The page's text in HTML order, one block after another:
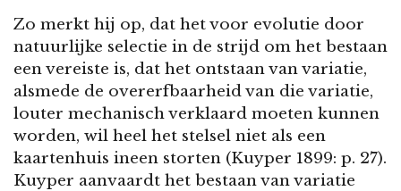
Zo merkt hij op, dat het voor evolutie door
natuurlijke selectie in de strijd om het bestaan
een vereiste is, dat het ontstaan van variatie,
alsmede de overerfbaarheid van die variatie,
louter mechanisch verklaard moeten kunnen
worden, wil heel het stelsel niet als een
kaartenhuis ineen storten (Kuyper 1899: p. 27).
Kuyper aanvaardt het bestaan van variatie